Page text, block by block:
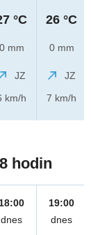
°C
0 mm
JZ
km/h
26 °C
0 mm
JZ
7 km/h
hodin
18:00
dnes
19:00
dnes